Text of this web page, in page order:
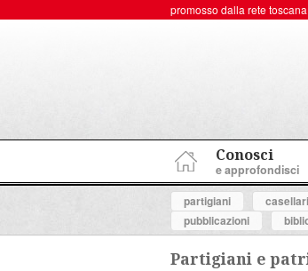
promosso dalla rete
Conosci
e approfondisci
partigiani
pubblicazioni
Partigiani e